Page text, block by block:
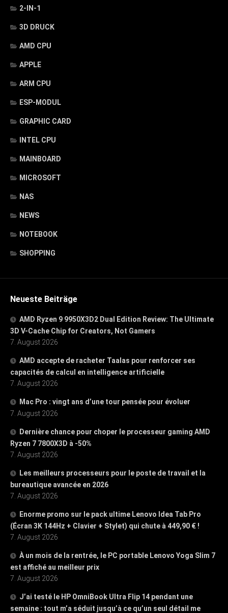
2-IN-1
3D DRUCK
AMD CPU
APPLE
ARM CPU
ESP-MODUL
GRAPHIC CARD
INTEL CPU
MAINBOARD
MICROSOFT
NAS
NEWS
NOTEBOOK
SHOPPING
Neueste Beiträge
AMD Ryzen 9 9950X3D2 Dual Edition Review: The Ultimate
3D V-Cache Chip for Creators, Not Gamers
7. August 2026
AMD accepte de racheter Taalas pour renforcer ses
capacités de calcul en intelligence artificielle
7. August 2026
Mac Pro : vingt ans d’une tour pensée pour évoluer
7. August 2026
Dernière chance pour choper le processeur gaming AMD
Ryzen 7 7800X3D à -50%
7. August 2026
Les meilleurs processeurs pour le poste de travail et la
bureautique avancée en 2026
7. August 2026
Enorme promo sur le pack ultime Lenovo Idea Tab Pro
(Écran 3K 144Hz + Clavier + Stylet) qui chute à 449,90 € !
7. August 2026
À un mois de la rentrée, le PC portable Lenovo Yoga Slim 7
est affiché au meilleur prix
7. August 2026
J’ai testé le HP OmniBook Ultra Flip 14 pendant une
semaine : tout m’a séduit jusqu’à ce qu’un seul détail me